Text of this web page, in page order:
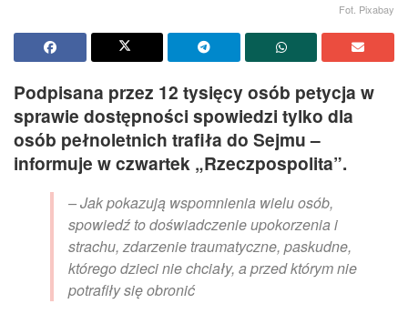
Fot. Pixabay
Podpisana przez 12 tysięcy osób petycja w
sprawie dostępności spowiedzi tylko dla
osób pełnoletnich trafiła do Sejmu –
informuje w czwartek „Rzeczpospolita”.
– Jak pokazują wspomnienia wielu osób,
spowiedź to doświadczenie upokorzenia i
strachu, zdarzenie traumatyczne, paskudne,
którego dzieci nie chciały, a przed którym nie
potrafiły się obronić